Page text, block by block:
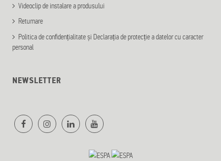
Videoclip de instalare a produsului
Returnare
Politica de confidențialitate și Declarația de protecție a datelor cu caracter
personal
NEWSLETTER